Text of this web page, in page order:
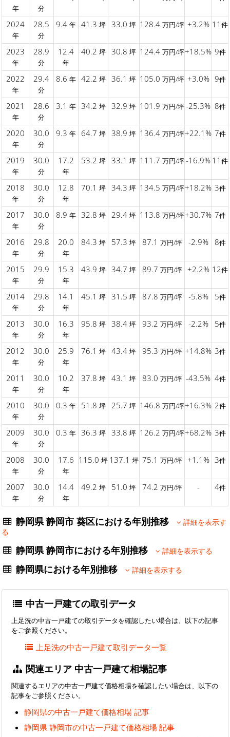
年 分
2024
年
28.5
分
9.4 年 41.3 坪 33.0 坪 128.4 万円/坪 +3.2% 11 件
2023
年
28.9
分
12.4
年
40.2 坪 30.8 坪 124.4 万円/坪+18.5% 9件
2022
年
29.4
分
8.6 年 42.2 坪 36.1 坪 105.0 万円/坪 +3.0% 9件
2021
年
28.6
分
3.1 年 34.2 坪 32.9 坪 101.9 万円/坪-25.3% 8件
2020
年
30.0
分
9.3 年 64.7 坪 38.9 坪 136.4 万円/坪+22.1% 7件
2019
年
30.0
分
17.2
年
53.2 坪 33.1 坪 111.7 万円/坪-16.9% 11 件
2018
年
30.0
分
12.8
年
70.1 坪 34.3 坪 134.5 万円/坪+18.2% 3件
2017
年
30.0
分
8.9 年 32.8 坪 29.4 坪 113.8 万円/坪+30.7% 7件
2016
年
29.8
分
20.0
年
84.3 坪 57.3 坪 87.1 万円/坪 -2.9% 8件
2015
年
29.9
分
15.3
年
43.9 坪 34.7 坪 89.7 万円/坪 +2.2% 12件
2014
年
29.8
分
14.1
年
45.1 坪 31.5 坪 87.8 万円/坪 -5.8% 5件
2013
年
30.0
分
16.3
年
95.8 坪 38.4 坪 93.2 万円/坪 -2.2% 5件
2012
年
30.0
分
25.9
年
76.1 坪 43.4 坪 95.3 万円/坪 +14.8% 3件
2011
年
30.0
分
10.2
年
37.8 坪 43.1 坪 83.0 万円/坪 -43.5% 4件
2010
年
30.0
分
0.3 年 51.8 坪 25.7 坪 146.8 万円/坪+16.3% 2件
2009
年
30.0
分
0.3 年 36.3 坪 33.8 坪 126.2 万円/坪+68.2% 3件
2008
年
30.0
分
17.6
年
115.0 坪 137.1 坪 75.1 万円/坪 +1.1% 3件
2007
年
30.0
分
14.4
年
49.2 坪 51.0 坪 74.2 万円/坪 - 4件
静岡県 静岡市 葵区における年別推移
詳細を表示す
る
静岡県 静岡市における年別推移 詳細を表示する
静岡県における年別推移 詳細を表示する
中古一戸建ての取引データ
上足洗の中古一戸建ての取引データを確認したい場合は、以下の記事
をご参照ください。
上足洗の中古一戸建て取引データ一覧
関連エリア 中古一戸建て相場記事
関連するエリアの中古一戸建て価格相場を確認したい場合は、以下の
記事をご参照ください。
静岡県の中古一戸建て価格相場 記事
静岡県 静岡市の中古一戸建て価格相場 記事